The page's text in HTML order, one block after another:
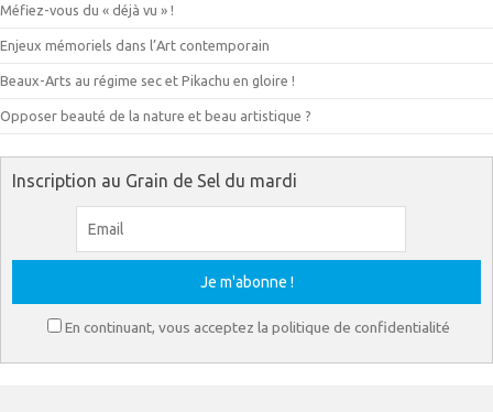
Méfiez-vous du « déjà vu » !
Enjeux mémoriels dans l’Art contemporain
Beaux-Arts au régime sec et Pikachu en gloire !
Opposer beauté de la nature et beau artistique ?
Inscription au Grain de Sel du mardi
En continuant, vous acceptez la politique de confidentialité